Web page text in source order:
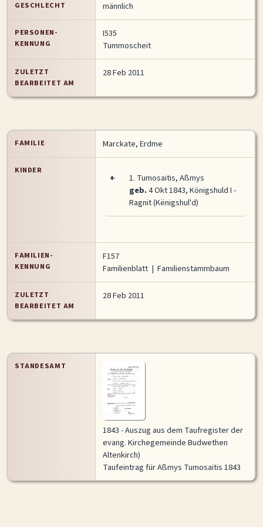
Personen-Suche Familien-Suche
Lesezeichen Personendaten Senden
Benutzer-Login beantragen
Deutsch English
GESCHLECHT männlich
PERSONEN-
KENNUNG
I535
Tummoscheit
ZULETZT
BEARBEITET AM
28 Feb 2011
FAMILIE Marckate, Erdme
KINDER
+ 1. Tumosaitis, Aßmys
geb.4 Okt 1843, Königshuld I -
Ragnit (Kënigshul'd)
FAMILIEN-
KENNUNG
F157
Familienblatt | Familienstammbaum
ZULETZT
BEARBEITET AM
28 Feb 2011
STANDESAMT
1843 - Auszug aus dem Taufregister der
evang. Kirchegemeinde Budwethen
Altenkirch)
Taufeintrag für Aßmys Tumosaitis 1843